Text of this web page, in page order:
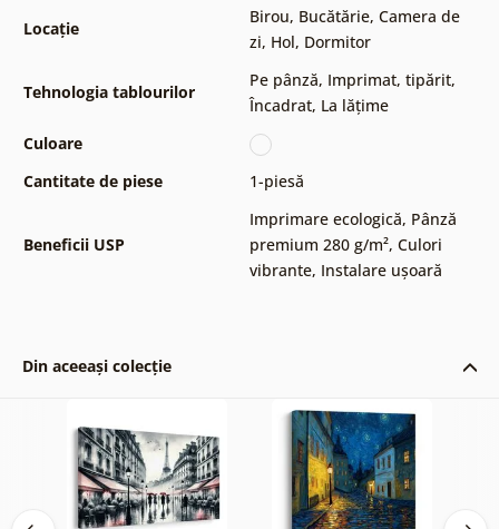
Locație
Birou, Bucătărie, Camera de
zi, Hol, Dormitor
Tehnologia tablourilor
Pe pânză, Imprimat, tipărit,
Încadrat, La lățime
Culoare
Cantitate de piese
1-piesă
Beneficii USP
Imprimare ecologică, Pânză
premium 280 g/m², Culori
vibrante, Instalare ușoară
Din aceeași colecție